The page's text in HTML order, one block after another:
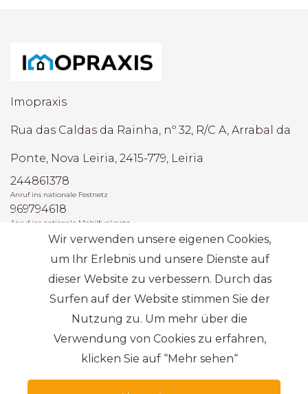
Imopraxis
Rua das Caldas da Rainha, nº 32, R/C A, Arrabal da
Ponte, Nova Leiria, 2415-779, Leiria
244861378
Anruf ins nationale Festnetz
969794618
Anruf ins nationale Mobilfunknetz
AMI: 22493
Die häufigsten Suchanfragen
Abonnieren
Wir verwenden unsere eigenen Cookies,
um Ihr Erlebnis und unsere Dienste auf
dieser Website zu verbessern. Durch das
Surfen auf der Website stimmen Sie der
Nutzung zu. Um mehr über die
Verwendung von Cookies zu erfahren,
klicken Sie auf “Mehr sehen“